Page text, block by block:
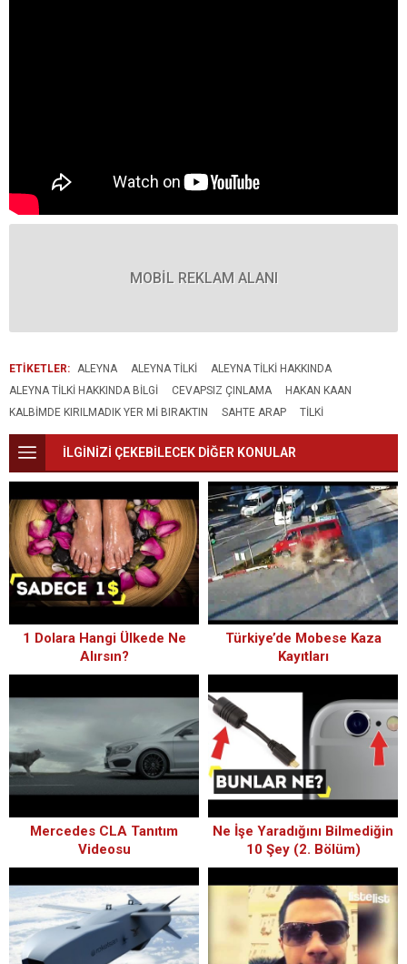
MOBİL REKLAM ALANI
ETİKETLER: ALEYNA ALEYNA TILKI
ALEYNA TILKI HAKKINDA
ALEYNA TILKI HAKKINDA BILGI
CEVAPSIZ ÇINLAMA
HAKAN KAAN
KALBIMDE KIRILMADIK YER MI BIRAKTIN
SAHTE ARAP TILKI
İLGİNİZİ ÇEKEBİLECEK DİĞER KONULAR
1 Dolara Hangi Ülkede Ne
Alırsın?
Türkiye’de Mobese Kaza
Kayıtları
Mercedes CLA Tanıtım
Videosu
Ne İşe Yaradığını Bilmediğin
10 Şey (2. Bölüm)